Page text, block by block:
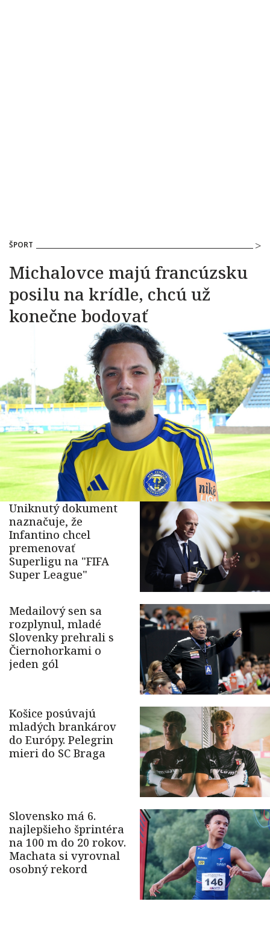
ŠPORT